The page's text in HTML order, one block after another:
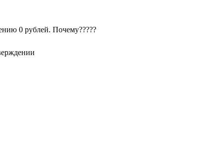
0 рублей. Почему?????